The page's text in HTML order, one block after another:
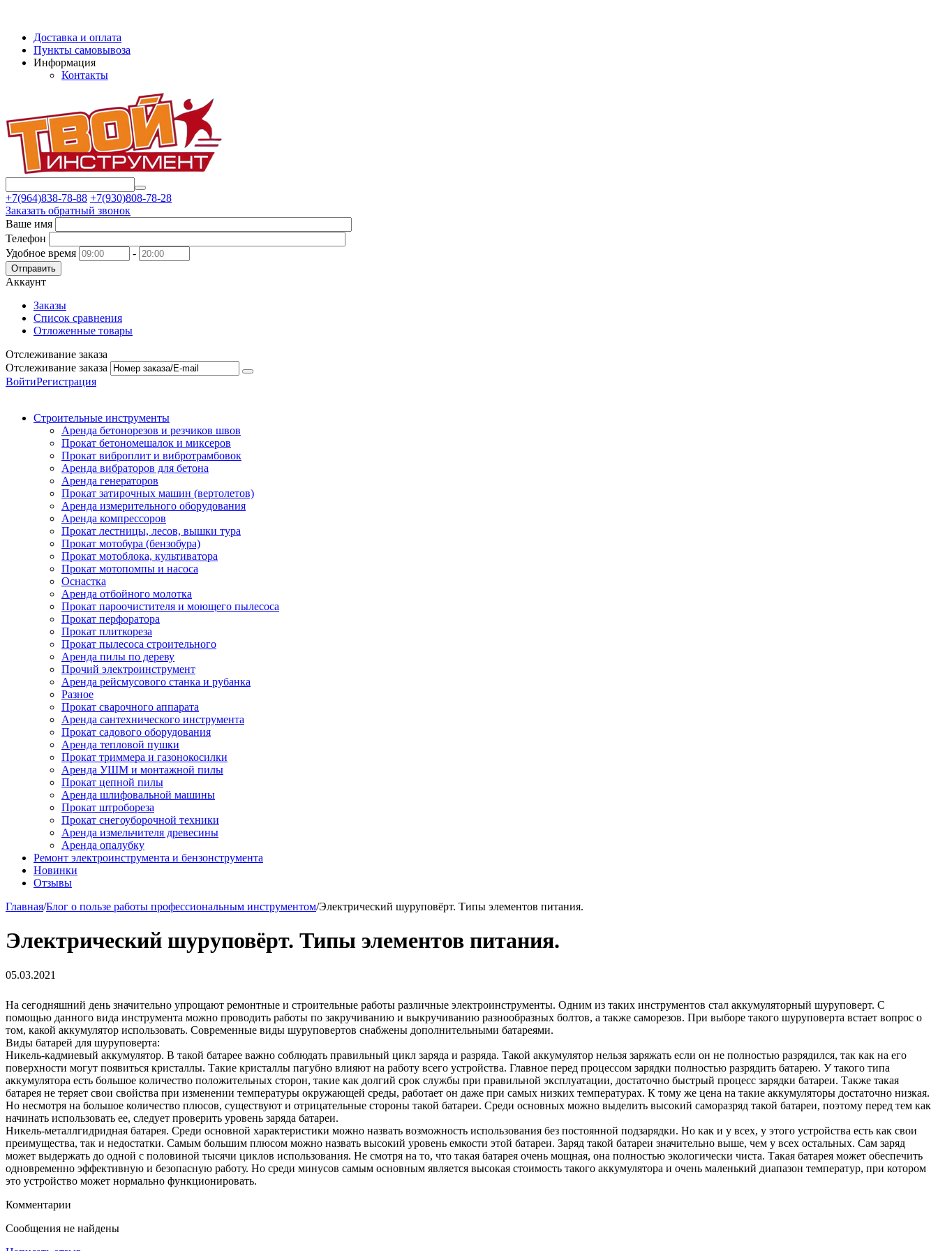
Доставка и оплата
Пункты самовывоза
Информация
Контакты
+7(964)838-78-88 +7(930)808-78-28
Заказать обратный звонок
Ваше имя
Телефон
Удобное время
-
Отправить
Аккаунт
Заказы
Список сравнения
Отложенные товары
Отслеживание заказа
Отслеживание заказа
ВойтиРегистрация
Строительные инструменты
Аренда бетонорезов и резчиков швов
Прокат бетономешалок и миксеров
Прокат виброплит и вибротрамбовок
Аренда вибраторов для бетона
Аренда генераторов
Прокат затирочных машин (вертолетов)
Аренда измерительного оборудования
Аренда компрессоров
Прокат лестницы, лесов, вышки тура
Прокат мотобура (бензобура)
Прокат мотоблока, культиватора
Прокат мотопомпы и насоса
Оснастка
Аренда отбойного молотка
Прокат пароочистителя и моющего пылесоса
Прокат перфоратора
Прокат плиткореза
Прокат пылесоса строительного
Аренда пилы по дереву
Прочий электроинструмент
Аренда рейсмусового станка и рубанка
Разное
Прокат сварочного аппарата
Аренда сантехнического инструмента
Прокат садового оборудования
Аренда тепловой пушки
Прокат триммера и газонокосилки
Аренда УШМ и монтажной пилы
Прокат цепной пилы
Аренда шлифовальной машины
Прокат штробореза
Прокат снегоуборочной техники
Аренда измельчителя древесины
Аренда опалубку
Ремонт электроинструмента и бензонструмента
Новинки
Отзывы
Главная/Блог о пользе работы профессиональным инструментом/Электрический шуруповёрт. Типы элементов питания.
Электрический шуруповёрт. Типы элементов питания.
05.03.2021
На сегодняшний день значительно упрощают ремонтные и строительные работы различные электроинструменты. Одним из таких инструментов стал аккумуляторный шуруповерт. С
помощью данного вида инструмента можно проводить работы по закручиванию и выкручиванию разнообразных болтов, а также саморезов. При выборе такого шуруповерта встает вопрос о
том, какой аккумулятор использовать. Современные виды шуруповертов снабжены дополнительными батареями.
Виды батарей для шуруповерта:
Никель-кадмиевый аккумулятор. В такой батарее важно соблюдать правильный цикл заряда и разряда. Такой аккумулятор нельзя заряжать если он не полностью разрядился, так как на его
поверхности могут появиться кристаллы. Такие кристаллы пагубно влияют на работу всего устройства. Главное перед процессом зарядки полностью разрядить батарею. У такого типа
аккумулятора есть большое количество положительных сторон, такие как долгий срок службы при правильной эксплуатации, достаточно быстрый процесс зарядки батареи. Также такая
батарея не теряет свои свойства при изменении температуры окружающей среды, работает он даже при самых низких температурах. К тому же цена на такие аккумуляторы достаточно низкая.
Но несмотря на большое количество плюсов, существуют и отрицательные стороны такой батареи. Среди основных можно выделить высокий саморазряд такой батареи, поэтому перед тем как
начинать использовать ее, следует проверить уровень заряда батареи.
Никель-металлгидридная батарея. Среди основной характеристики можно назвать возможность использования без постоянной подзарядки. Но как и у всех, у этого устройства есть как свои
преимущества, так и недостатки. Самым большим плюсом можно назвать высокий уровень емкости этой батареи. Заряд такой батареи значительно выше, чем у всех остальных. Сам заряд
может выдержать до одной с половиной тысячи циклов использования. Не смотря на то, что такая батарея очень мощная, она полностью экологически чиста. Такая батарея может обеспечить
одновременно эффективную и безопасную работу. Но среди минусов самым основным является высокая стоимость такого аккумулятора и очень маленький диапазон температур, при котором
это устройство может нормально функционировать.
Комментарии
Сообщения не найдены